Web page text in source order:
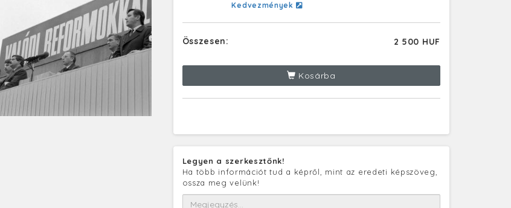
Kedvezmények
Összesen: 2 500 HUF
Kosárba
Legyen a szerkesztőnk!
Ha több információt tud a képről, mint az eredeti képszöveg,
ossza meg velünk!